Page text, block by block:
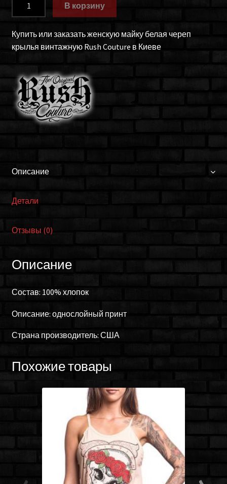
женская
Rush
Couture
WTK07_WHT
В корзину
Купить или заказать женскую майку белая череп
крылья винтажную Rush Couture в Киеве
Описание
Детали
Отзывы (0)
Описание
Состав: 100% хлопок
Описание: однослойный принт
Страна производитель: США
Похожие товары